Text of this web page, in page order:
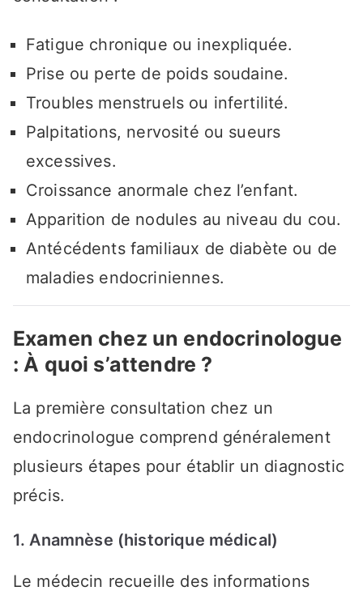
Fatigue chronique ou inexpliquée.
Prise ou perte de poids soudaine.
Troubles menstruels ou infertilité.
Palpitations, nervosité ou sueurs
excessives.
Croissance anormale chez l’enfant.
Apparition de nodules au niveau du cou.
Antécédents familiaux de diabète ou de
maladies endocriniennes.
Examen chez un endocrinologue
: À quoi s’attendre ?
La première consultation chez un
endocrinologue comprend généralement
plusieurs étapes pour établir un diagnostic
précis.
1. Anamnèse (historique médical)
Le médecin recueille des informations